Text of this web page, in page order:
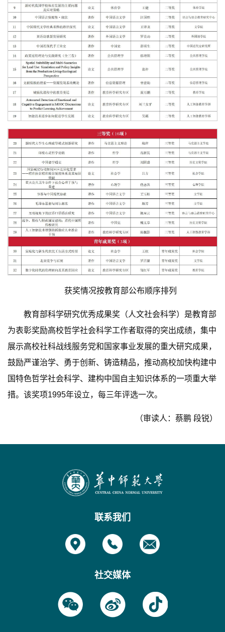
获奖情况按教育部公布顺序排列
教育部科学研究优秀成果奖（人文社会科学）是教育部
为表彰奖励高校哲学社会科学工作者取得的突出成绩，集中
展示高校社科战线服务党和国家事业发展的重大研究成果，
鼓励严谨治学、勇于创新、铸造精品，推动高校加快构建中
国特色哲学社会科学、建构中国自主知识体系的一项重大举
措。该奖项1995年设立，每三年评选一次。
（审读人：蔡鹏 段锐）
联系我们
社交媒体